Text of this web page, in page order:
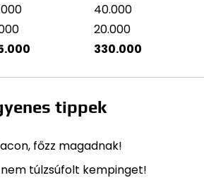
40.000
20.000
330.000
tippek
főzz magadnak!
túlzsúfolt kempinget!